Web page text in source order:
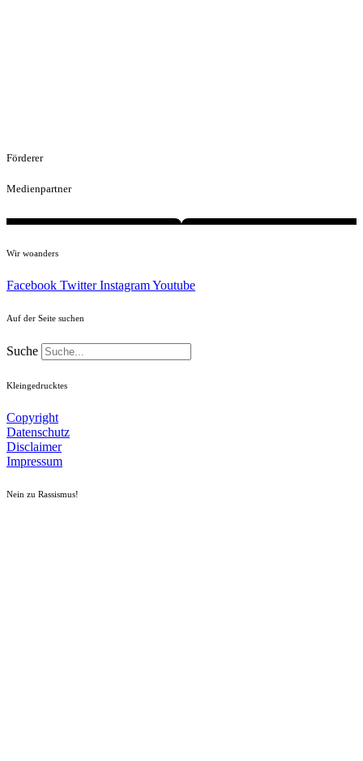
Förderer
Medienpartner
Wir woanders
Facebook Twitter InstagramYoutube
Auf der Seite suchen
Suche
Kleingedrucktes
Copyright
Datenschutz
Disclaimer
Impressum
Nein zu Rassismus!